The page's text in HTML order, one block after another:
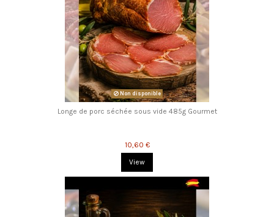
Non disponible
Longe de porc séchée sous vide 485g Gourmet
10,60 €
View